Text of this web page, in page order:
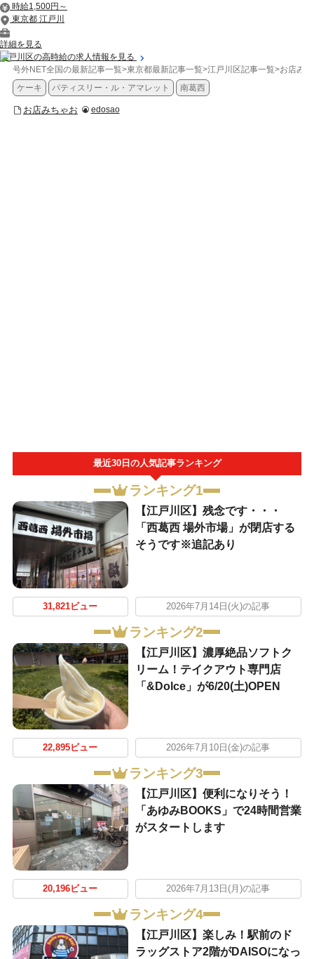
時給1,500円～
東京都 江戸川
詳細を見る
江戸川区の高時給の求人情報を見る
号外NET全国の最新記事一覧>東京都最新記事一覧>江戸川区記事一覧>お店み
ケーキ
パティスリー・ル・アマレット 南葛西
お店みちゃお edosao
最近30日の人気記事ランキング
ランキング1
【江戸川区】残念です・・・
「西葛西 場外市場」が閉店する
そうです※追記あり
31,821ビュー 2026年7月14日(火)の記事
ランキング2
【江戸川区】濃厚絶品ソフトク
リーム！テイクアウト専門店
「&Dolce」が6/20(土)OPEN
22,895ビュー 2026年7月10日(金)の記事
ランキング3
【江戸川区】便利になりそう！
「あゆみBOOKS」で24時間営業
がスタートします
20,196ビュー 2026年7月13日(月)の記事
ランキング4
【江戸川区】楽しみ！駅前のド
ラッグストア2階がDAISOになっ